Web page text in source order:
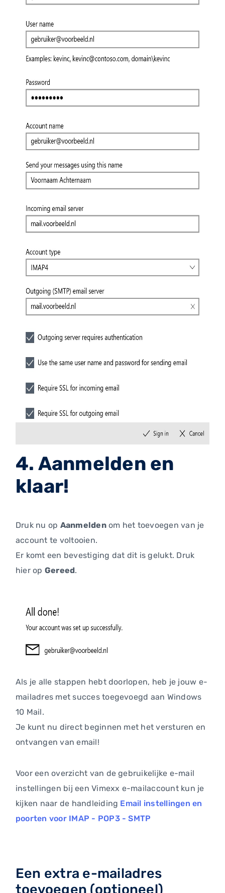
4. Aanmelden en
klaar!
Druk nu op Aanmeldenom het toevoegen van je
account te voltooien.
Er komt een bevestiging dat dit is gelukt. Druk
hier op Gereed.
Als je alle stappen hebt doorlopen, heb je jouw e-
mailadres met succes toegevoegd aan Windows
10 Mail.
Je kunt nu direct beginnen met het versturen en
ontvangen van email!
Voor een overzicht van de gebruikelijke e-mail
instellingen bij een Vimexx e-mailaccount kun je
kijken naar de handleiding Email instellingen en
poorten voor IMAP - POP3 - SMTP
Een extra e-mailadres
toevoegen (optioneel)